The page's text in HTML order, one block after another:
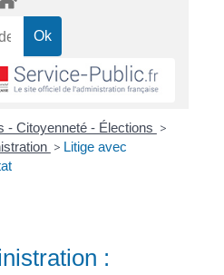
- Citoyenneté - Élections >
> Litige avec
: